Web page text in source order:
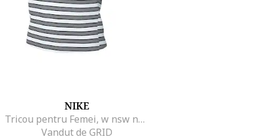
NIKE
Tricou pentru Femei, w nsw nk chll knt tee pnx, HF9524-100, Alb, Alb
Vandut de GRID